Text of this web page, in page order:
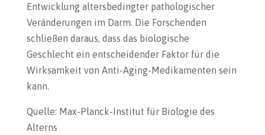
Entwicklung altersbedingter pathologischer
Veränderungen im Darm. Die Forschenden
schließen daraus, dass das biologische
Geschlecht ein entscheidender Faktor für die
Wirksamkeit von Anti-Aging-Medikamenten sein
kann.
Quelle: Max-Planck-Institut für Biologie des
Alterns